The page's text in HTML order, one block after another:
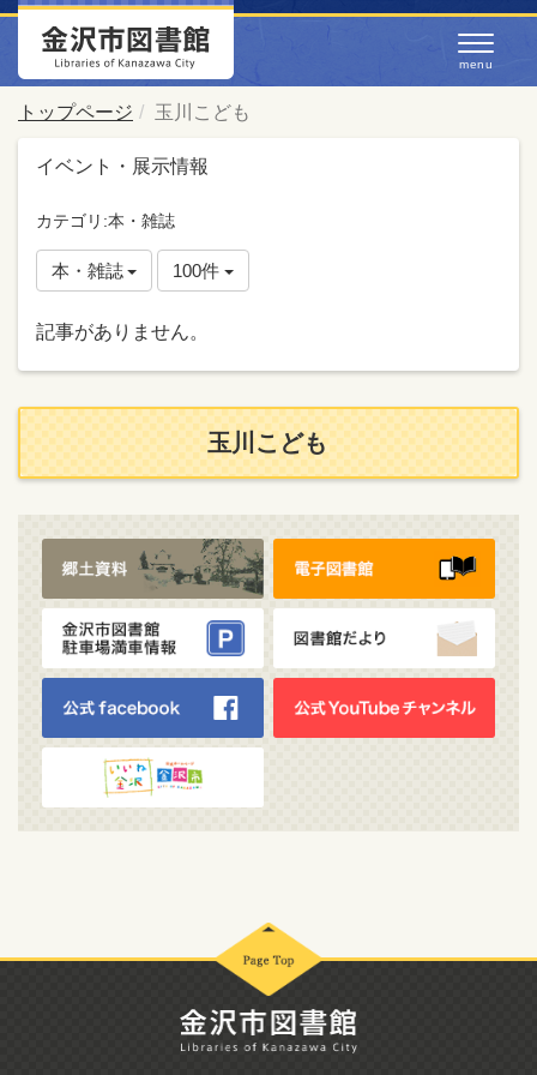
トップページ 玉川こども
イベント・展示情報
カテゴリ:本・雑誌
本・雑誌 100件
記事がありません。
玉川こども